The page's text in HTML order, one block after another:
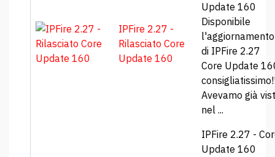
IPFire 2.27 -
Rilasciato Core
Update 160
Update 160
Disponibile
l'aggiornamento
di IPFire 2.27
Core Update
Avevamo già
nel ...
IPFire 2.27 -
Update 160